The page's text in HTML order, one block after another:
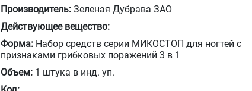
Производитель: Зеленая Дубрава ЗАО
Действующее вещество:
Форма: Набор средств серии МИКОСТОП для ногтей с
признаками грибковых поражений 3 в 1
Объем: 1 штука в инд. уп.